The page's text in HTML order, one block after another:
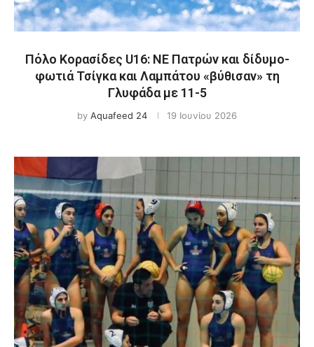
Πόλο Κορασίδες U16: ΝΕ Πατρών και δίδυμο-
φωτιά Τσίγκα και Λαμπάτου «βύθισαν» τη
Γλυφάδα με 11-5
by Aquafeed 24 19 Ιουνίου 2026